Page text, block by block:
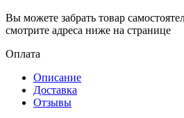
Вы можете забрать товар
смотрите адреса ниже на странице
Оплата
Описание
Доставка
Отзывы